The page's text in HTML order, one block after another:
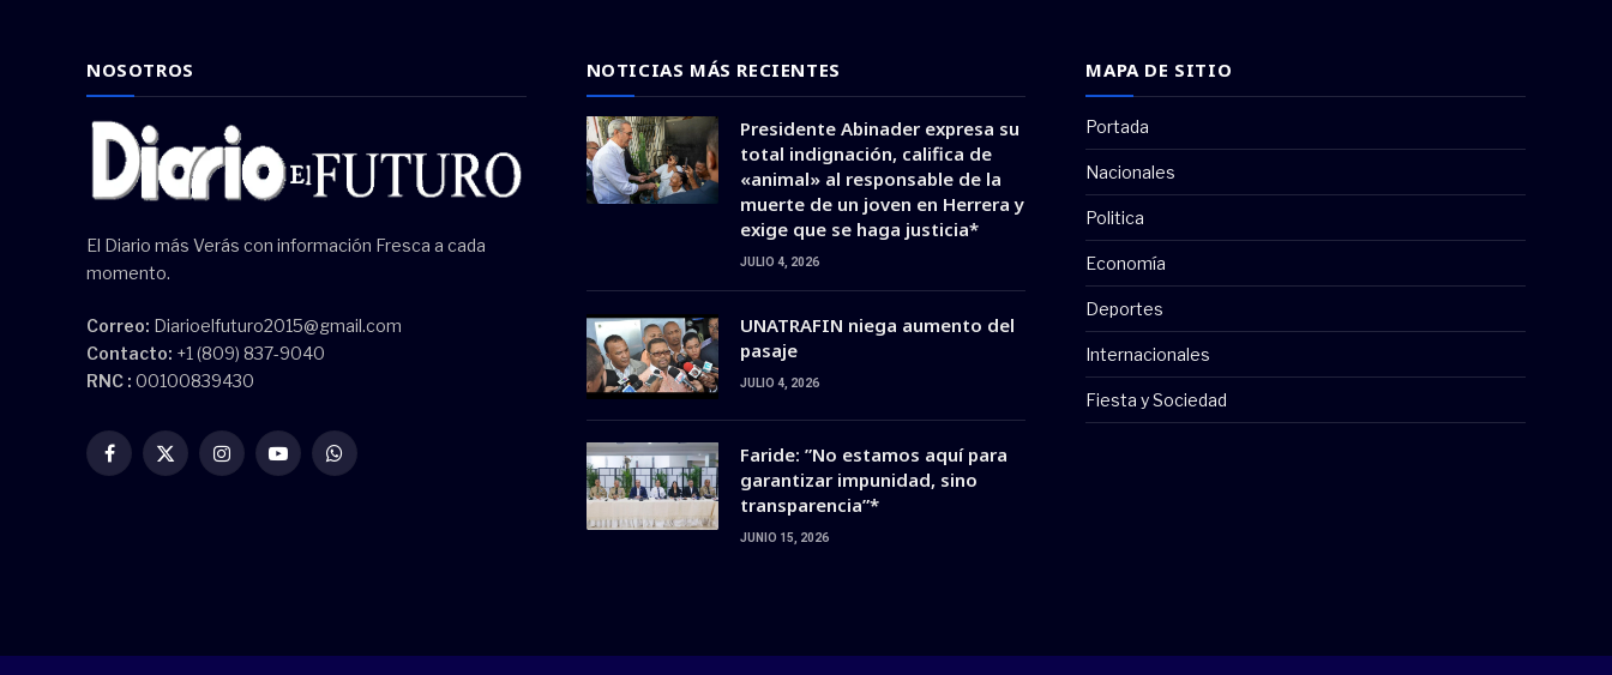
NOSOTROS
El Diario más Verás con información Fresca a cada
momento.
Correo: Diarioelfuturo2015@gmail.com
Contacto: +1 (809) 837-9040
RNC : 00100839430
Facebook
X
InstagramYouTubeWhatsApp
NOTICIAS MÁS RECIENTES
Presidente Abinader expresa su
total indignación, califica de
«animal» al responsable de la
muerte de un joven en Herrera y
exige que se haga justicia*
JULIO 4, 2026
UNATRAFIN niega aumento del
pasaje
JULIO 4, 2026
Faride: ”No estamos aquí para
garantizar impunidad, sino
transparencia”*
JUNIO 15, 2026
MAPA DE SITIO
Portada
Nacionales
Politica
Economía
Deportes
Internacionales
Fiesta y Sociedad